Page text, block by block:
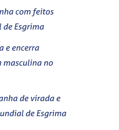
com feitos
Esgrima
e encerra
masculina no
de virada e
de Esgrima